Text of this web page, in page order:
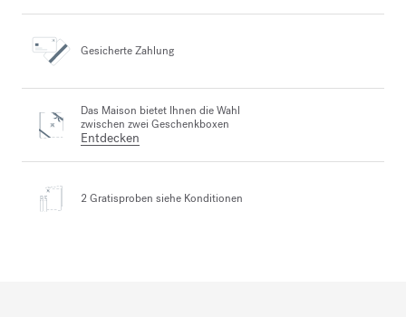
Gesicherte Zahlung
Das Maison bietet Ihnen die Wahl
zwischen zwei Geschenkboxen
Entdecken
2 Gratisproben siehe Konditionen